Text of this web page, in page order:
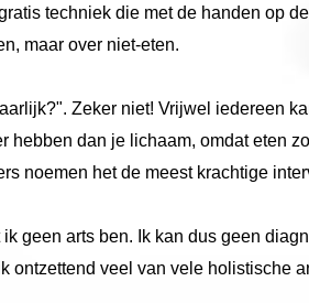
techniek die met de handen op
maar over niet-eten.
Zeker niet! Vrijwel iedereen
hebben dan je lichaam, omdat eten
noemen het de meest krachtige
geen arts ben. Ik kan dus geen
ontzettend veel van vele holistische